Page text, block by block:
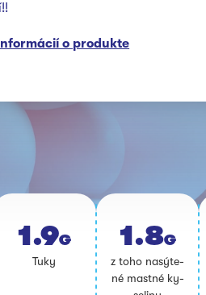
o produkte
1.9G
Tuky
1.8G
z toho na­sý­te­
né mast­né ky­